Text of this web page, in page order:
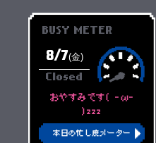
BUSY METER
8/7(金)
Closed
おやすみです( -ω-
)zzz
本日の忙し度メーター